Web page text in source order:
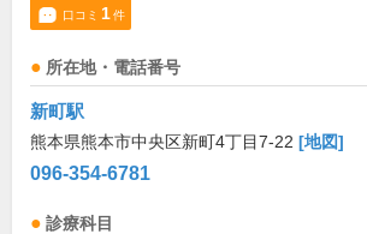
口コミ 1件
所在地・電話番号
新町駅
熊本県熊本市中央区新町4丁目7-22 [地図]
096-354-6781
診療科目